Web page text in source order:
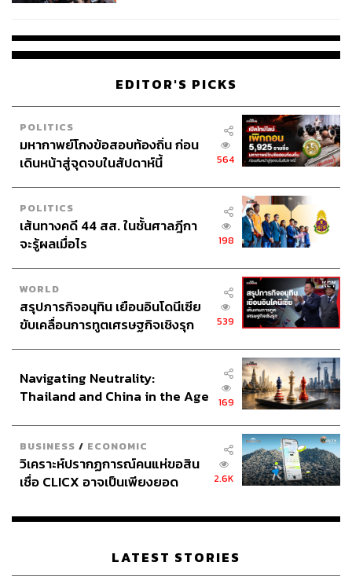
EDITOR'S PICKS
POLITICS
มหากาพย์โกงข้อสอบท้องถิ่น ก่อน
เดินหน้าสู่จุดจบในสัปดาห์นี้
564
POLITICS
เส้นทางคดี 44 สส. ในชั้นศาลฎีกา
จะรู้ผลเมื่อไร
198
WORLD
สรุปภารกิจอนุทิน เยือนอินโดนีเซีย
ขับเคลื่อนการทูตเศรษฐกิจเชิงรุก
539
Navigating Neutrality:
Thailand and China in the Age
169
BUSINESS / ECONOMIC
วิเคราะห์ปรากฏการณ์คนแห่ขอสิน
เชื่อ CLICX อาจเป็นเพียงยอด
เรือนไทยที่ถูกซุกไว้
2.6K
LATEST STORIES